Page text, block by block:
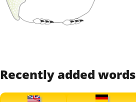
Recently added words